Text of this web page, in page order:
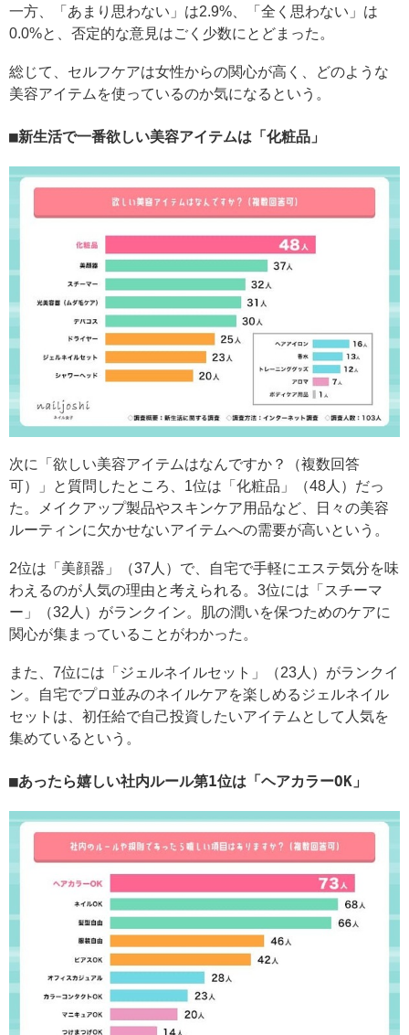
一方、「あまり思わない」は2.9%、「全く思わない」は
0.0%と、否定的な意見はごく少数にとどまった。
総じて、セルフケアは女性からの関心が高く、どのような
美容アイテムを使っているのか気になるという。
新生活で一番欲しい美容アイテムは「化粧品」
次に「欲しい美容アイテムはなんですか？（複数回答
可）」と質問したところ、1位は「化粧品」（48人）だっ
た。メイクアップ製品やスキンケア用品など、日々の美容
ルーティンに欠かせないアイテムへの需要が高いという。
2位は「美顔器」（37人）で、自宅で手軽にエステ気分を味
わえるのが人気の理由と考えられる。3位には「スチーマ
ー」（32人）がランクイン。肌の潤いを保つためのケアに
関心が集まっていることがわかった。
また、7位には「ジェルネイルセット」（23人）がランクイ
ン。自宅でプロ並みのネイルケアを楽しめるジェルネイル
セットは、初任給で自己投資したいアイテムとして人気を
集めているという。
あったら嬉しい社内ルール第1位は「ヘアカラーOK」